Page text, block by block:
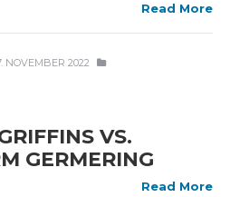
Read More
NOVEMBER 2022
VS.
GERMERING
Read More